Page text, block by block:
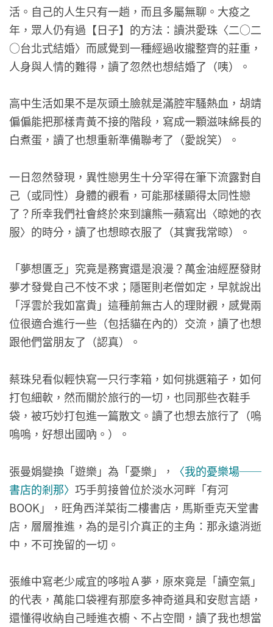
活。自己的人生只有一趟，而且多屬無聊。大疫之
年，眾人仍有過【日子】的方法：讀洪愛珠〈二○二
○台北式結婚〉而感覺到一種經過收攏整齊的莊重，
人身與人情的難得，讀了忽然也想結婚了（咦）。
高中生活如果不是灰頭土臉就是滿腔牢騷熱血，胡靖
偏偏能把那樣青黃不接的階段，寫成一顆滋味綿長的
白煮蛋，讀了也想重新準備聯考了（愛說笑）。
一日忽然發現，異性戀男生十分罕得在筆下流露對自
己（或同性）身體的觀看，可能那樣顯得太同性戀
了？所幸我們社會終於來到讓熊一蘋寫出〈晾她的衣
服〉的時分，讀了也想晾衣服了（其實我常晾）。
「夢想匱乏」究竟是務實還是浪漫？萬金油經歷發財
夢才發覺自己不忮不求；隱匿則老僧如定，早就說出
「浮雲於我如富貴」這種前無古人的理財觀，感覺兩
位很適合進行一些（包括貓在內的）交流，讀了也想
跟他們當朋友了（認真）。
蔡珠兒看似輕快寫一只行李箱，如何挑選箱子，如何
打包細軟，然而關於旅行的一切，也同那些衣鞋手
袋，被巧妙打包進一篇散文。讀了也想去旅行了（嗚
嗚嗚，好想出國吶。）。
張曼娟變換「遊樂」為「憂樂」，
〈我的憂樂場──
書店的剎那〉 巧手剪接曾位於淡水河畔「有河
BOOK」，旺角西洋菜街二樓書店，馬斯垂克天堂書
店，層層推進，為的是引介真正的主角：那永遠消逝
中，不可挽留的一切。
張維中寫老少咸宜的哆啦Ａ夢，原來竟是「讀空氣」
的代表，萬能口袋裡有那麼多神奇道具和安慰言語，
還懂得收納自己睡進衣櫥、不占空間，讀了我也想當